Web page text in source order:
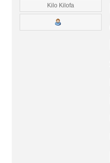
Kilo Kilofa